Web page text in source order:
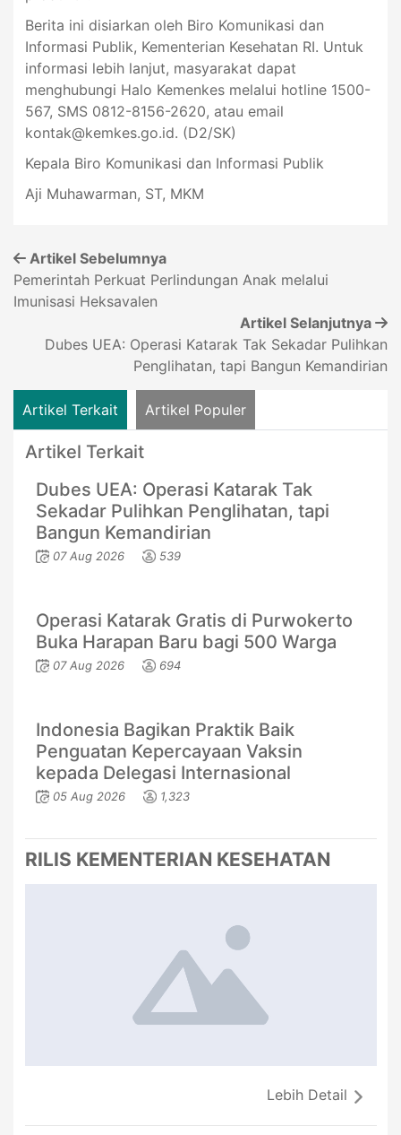
Berita ini disiarkan oleh Biro Komunikasi dan
Informasi Publik, Kementerian Kesehatan RI. Untuk
informasi lebih lanjut, masyarakat dapat
menghubungi Halo Kemenkes melalui hotline 1500-
567, SMS 0812-8156-2620, atau email
kontak@kemkes.go.id. (D2/SK)
Kepala Biro Komunikasi dan Informasi Publik
Aji Muhawarman, ST, MKM
Artikel Sebelumnya
Pemerintah Perkuat Perlindungan Anak melalui
Imunisasi Heksavalen
Artikel Selanjutnya
Dubes UEA: Operasi Katarak Tak Sekadar Pulihkan
Penglihatan, tapi Bangun Kemandirian
Artikel Terkait Artikel Populer
Artikel Terkait
Dubes UEA: Operasi Katarak Tak
Sekadar Pulihkan Penglihatan, tapi
Bangun Kemandirian
07 Aug 2026 539
Operasi Katarak Gratis di Purwokerto
Buka Harapan Baru bagi 500 Warga
07 Aug 2026 694
Indonesia Bagikan Praktik Baik
Penguatan Kepercayaan Vaksin
kepada Delegasi Internasional
05 Aug 2026 1,323
RILIS KEMENTERIAN KESEHATAN
Lebih Detail